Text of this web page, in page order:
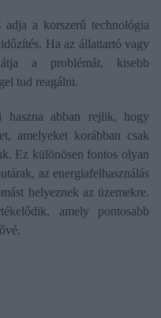
adja a korszerű technológia
Ha az állattartó vagy
a problémát, kisebb
tud reagálni.
haszna abban rejlik, hogy
amelyeket korábban csak
Ez különösen fontos olyan
az energiafelhasználás
helyeznek az üzemekre.
amely pontosabb